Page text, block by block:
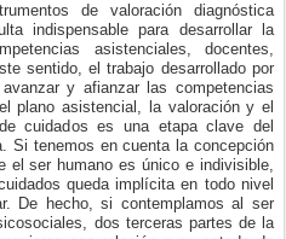
de valoración diagnóstica
indispensable para desarrollar la
asistenciales, docentes,
sentido, el trabajo desarrollado por
y afianzar las competencias
plano asistencial, la valoración y el
cuidados es una etapa clave del
Si tenemos en cuenta la concepción
el ser humano es único e indivisible,
queda implícita en todo nivel
De hecho, si contemplamos al ser
dos terceras partes de la